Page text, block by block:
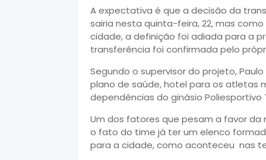
A expectativa é que a decisão da
sairia nesta quinta-feira, 22, mas
cidade, a definição foi adiada para a
transferência foi confirmada pelo
Segundo o supervisor do projeto,
plano de saúde, hotel para os atletas
dependências do ginásio Poliesportivo
Um dos fatores que pesam a favor
o fato do time já ter um elenco
para a cidade, como aconteceu nas